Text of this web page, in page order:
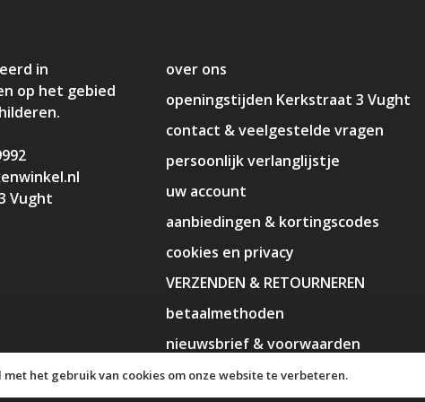
in
op het gebied
Vught
over ons
openingstijden Kerkstraat 3 Vught
contact & veelgestelde vragen
persoonlijk verlanglijstje
uw account
aanbiedingen & kortingscodes
cookies en privacy
VERZENDEN & RETOURNEREN
betaalmethoden
nieuwsbrief & voorwaarden
disclaimer
het gebruik van cookies om onze website te verbeteren.